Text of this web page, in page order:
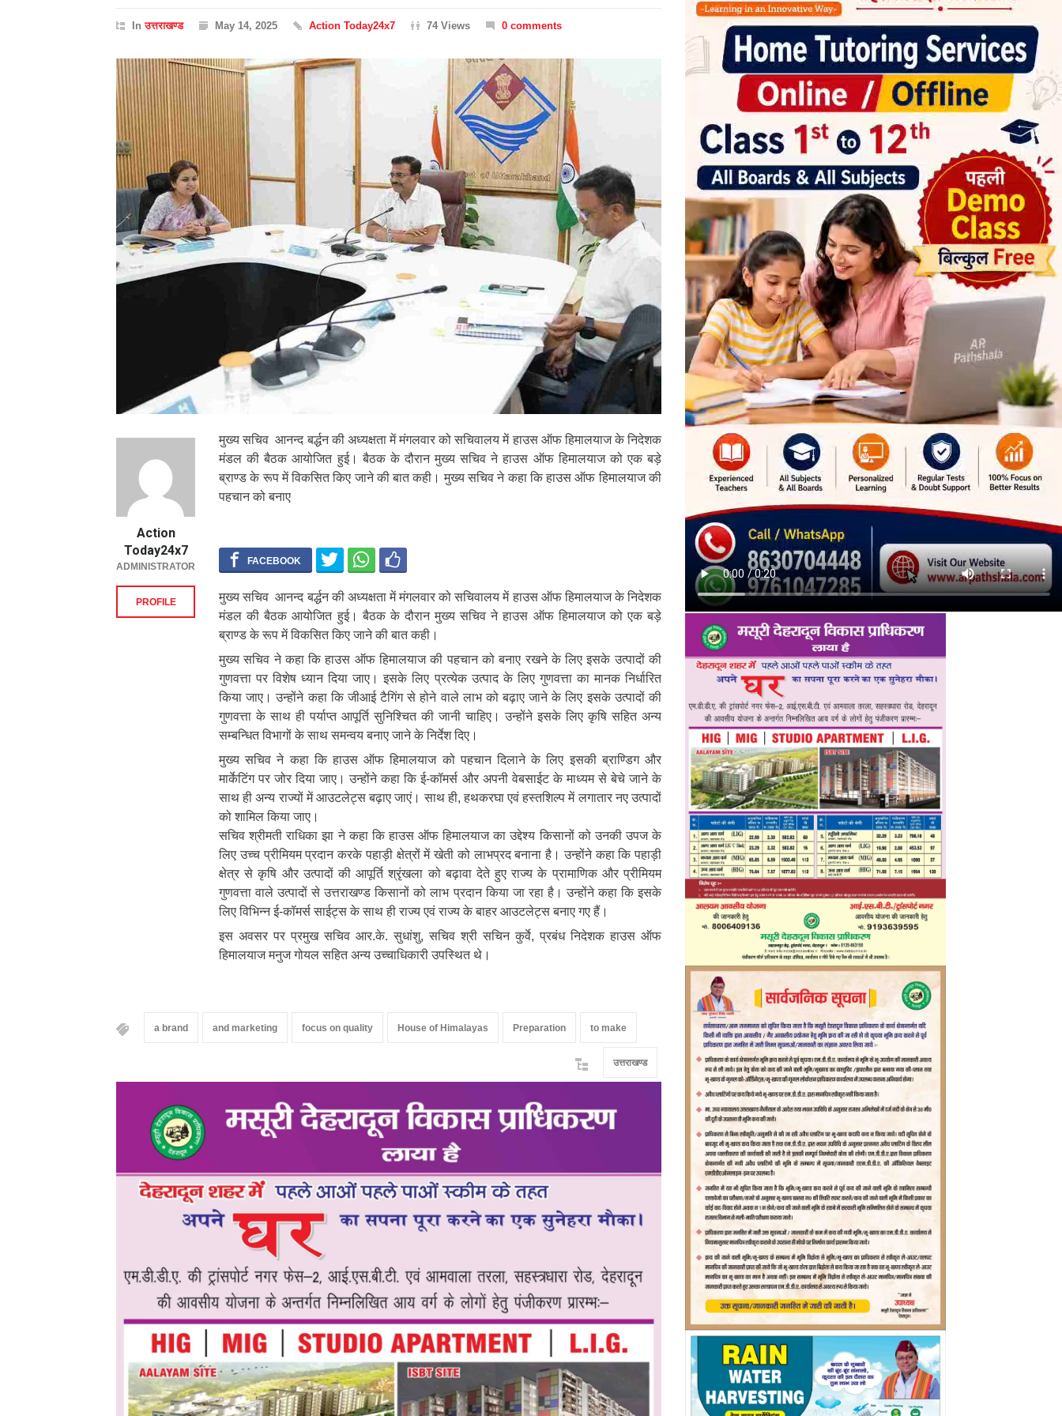
Inउत्तराखण्ड May 14, 2025 Action Today24x7 74 Views 0 comments
मुख्य सचिव आनन्द बर्द्धन की अध्यक्षता में मंगलवार को सचिवालय में हाउस ऑफ हिमालयाज के निदेशक
मंडल की बैठक आयोजित हुई। बैठक के दौरान मुख्य सचिव ने हाउस ऑफ हिमालयाज को एक बड़े
ब्राण्ड के रूप में विकसित किए जाने की बात कही। मुख्य सचिव ने कहा कि हाउस ऑफ हिमालयाज की
पहचान को बनाए
मुख्य सचिव आनन्द बर्द्धन की अध्यक्षता में मंगलवार को सचिवालय में हाउस ऑफ हिमालयाज के निदेशक
मंडल की बैठक आयोजित हुई। बैठक के दौरान मुख्य सचिव ने हाउस ऑफ हिमालयाज को एक बड़े
ब्राण्ड के रूप में विकसित किए जाने की बात कही।
मुख्य सचिव ने कहा कि हाउस ऑफ हिमालयाज की पहचान को बनाए रखने के लिए इसके उत्पादों की
गुणवत्ता पर विशेष ध्यान दिया जाए। इसके लिए प्रत्येक उत्पाद के लिए गुणवत्ता का मानक निर्धारित
किया जाए। उन्होंने कहा कि जीआई टैगिंग से होने वाले लाभ को बढ़ाए जाने के लिए इसके उत्पादों की
गुणवत्ता के साथ ही पर्याप्त आपूर्ति सुनिश्चित की जानी चाहिए। उन्होंने इसके लिए कृषि सहित अन्य
सम्बन्धित विभागों के साथ समन्वय बनाए जाने के निर्देश दिए।
मुख्य सचिव ने कहा कि हाउस ऑफ हिमालयाज को पहचान दिलाने के लिए इसकी ब्राण्डिग और
मार्केटिंग पर जोर दिया जाए। उन्होंने कहा कि ई-कॉमर्स और अपनी वेबसाईट के माध्यम से बेचे जाने के
साथ ही अन्य राज्यों में आउटलेट्स बढ़ाए जाएं। साथ ही, हथकरघा एवं हस्तशिल्प में लगातार नए उत्पादों
को शामिल किया जाए।
सचिव श्रीमती राधिका झा ने कहा कि हाउस ऑफ हिमालयाज का उद्देश्य किसानों को उनकी उपज के
लिए उच्च प्रीमियम प्रदान करके पहाड़ी क्षेत्रों में खेती को लाभप्रद बनाना है। उन्होंने कहा कि पहाड़ी
क्षेत्र से कृषि और उत्पादों की आपूर्ति श्रृंखला को बढ़ावा देते हुए राज्य के प्रामाणिक और प्रीमियम
गुणवत्ता वाले उत्पादों से उत्तराखण्ड किसानों को लाभ प्रदान किया जा रहा है। उन्होंने कहा कि इसके
लिए विभिन्न ई-कॉमर्स साईट्स के साथ ही राज्य एवं राज्य के बाहर आउटलेट्स बनाए गए हैं।
इस अवसर पर प्रमुख सचिव आर.के. सुधांशु, सचिव श्री सचिन कुर्वे, प्रबंध निदेशक हाउस ऑफ
हिमालयाज मनुज गोयल सहित अन्य उच्चाधिकारी उपस्थित थे।
Action
Today24x7
ADMINISTRATOR
PROFILE
a brand and marketing focus on quality House of Himalayas Preparation to make
उत्तराखण्ड